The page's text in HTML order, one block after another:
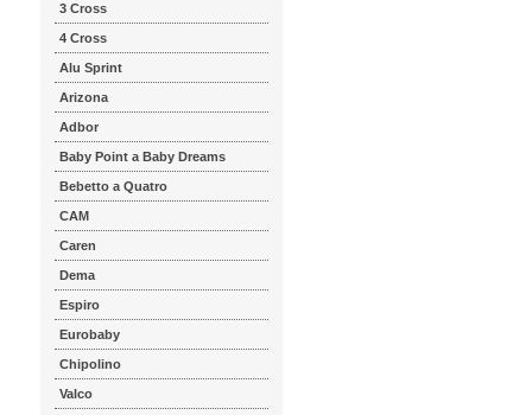
3 Cross
4 Cross
Alu Sprint
Arizona
Adbor
Baby Point a Baby Dreams
Bebetto a Quatro
CAM
Caren
Dema
Espiro
Eurobaby
Chipolino
Valco